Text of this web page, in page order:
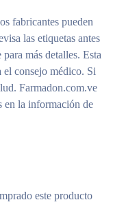
fabricantes pueden
las etiquetas antes
más detalles. Esta
el consejo médico. Si
Farmadon.com.ve
en la información de
este producto